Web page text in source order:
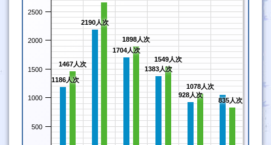
1186人次
2190人次
1704人次
1383人次
928人次
1467人次
1898人次
1549人次
1078人次
835人次
500
1000
1500
2000
2500